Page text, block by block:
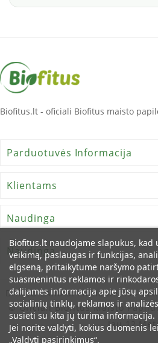
Biofitus.lt - oficiali Biofitus maisto
Parduotuvės Informacija
Klientams
Naudinga
Naudinga
Biofitus.lt naudojame slapukus,
veikimą, paslaugas ir funkcijas,
elgseną, pritaikytume naršymo
suasmenintus reklamos ir
dalijamės informacija apie jūsų
socialinių tinklų, reklamos ir
susieti su kita jų turima informacija.
Jei norite valdyti, kokius duomenis
„Valdyti pasirinkimus“.
DARBO LAIKAS: Pirmadienis -
© Oficiali Biofitus Maisto
Jau 12